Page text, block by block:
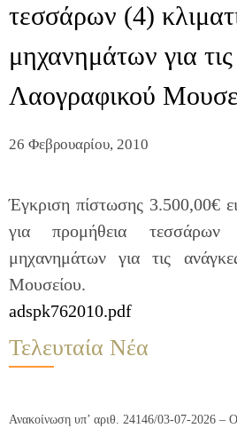
τεσσάρων (4)
μηχανημάτων για
Λαογραφικού
26 Φεβρουαρίου, 2010
Έγκριση πίστωσης 3.500,00€
για προμήθεια τεσσάρων
μηχανημάτων για τις
Μουσείου.
adspk762010.pdf
Τελευταία Νέα
Ανακοίνωση υπ’ αριθ. 24146/03-07-2026 –